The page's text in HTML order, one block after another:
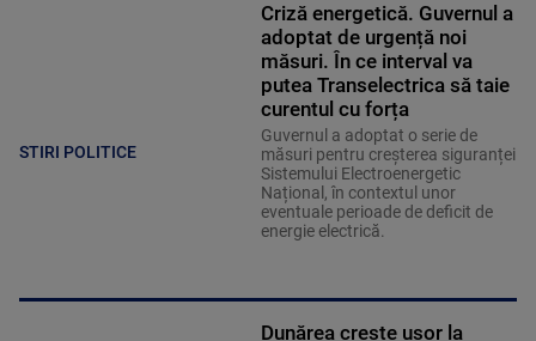
STIRI POLITICE
Criză energetică. Guvernul a
adoptat de urgență noi
măsuri. În ce interval va
putea Transelectrica să taie
curentul cu forța
Guvernul a adoptat o serie de
măsuri pentru creșterea siguranței
Sistemului Electroenergetic
Național, în contextul unor
eventuale perioade de deficit de
energie electrică.
Dunărea crește ușor la